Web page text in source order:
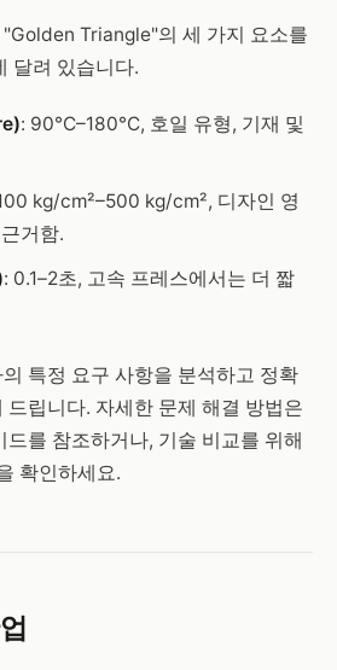
Triangle"의 세 가지 요소를
달려 있습니다.
: 90°C–180°C, 호일 유형, 기재 및
kg/cm²–500 kg/cm², 디자인 영
거함.
: 0.1–2초, 고속 프레스에서는 더 짧
특정 요구 사항을 분석하고 정확
드립니다. 자세한 문제 해결 방법은
드를 참조하거나, 기술 비교를 위해
확인하세요.